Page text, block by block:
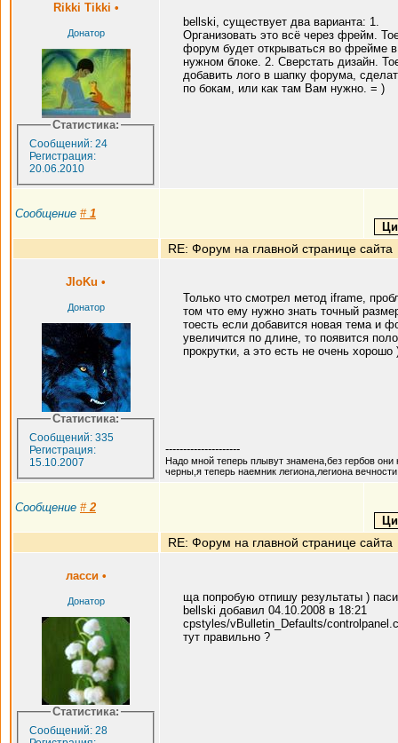
Rikki Tikki •
Донатор
Статистика:
Сообщений: 24
Регистрация:
20.06.2010
bellski, существует два варианта: 1.
Организовать это всё через фрейм.
форум будет открываться во фрейме в
нужном блоке. 2. Сверстать дизайн.
добавить лого в шапку форума,
по бокам, или как там Вам нужно. = )
Сообщение # 1
RE: Форум на главной странице сайта
JIoKu •
Донатор
Статистика:
Сообщений: 335
Регистрация:
15.10.2007
Только что смотрел метод iframe,
том что ему нужно знать точный
тоесть если добавится новая тема и
увеличится по длине, то появится
прокрутки, а это есть не очень хорошо
---------------------
Надо мной теперь плывут знамена,без гербов они
черны,я теперь наемник легиона,легиона
Сообщение #2
RE: Форум на главной странице сайта
ласси •
Донатор
Статистика:
Сообщений: 28
ща попробую отпишу результаты )
bellski добавил 04.10.2008 в 18:21
cpstyles/vBulletin_Defaults/
тут правильно ?